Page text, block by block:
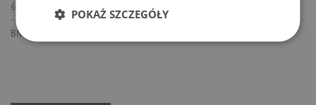
ścianki działowe
BMS
POKAŻ SZCZEGÓŁY